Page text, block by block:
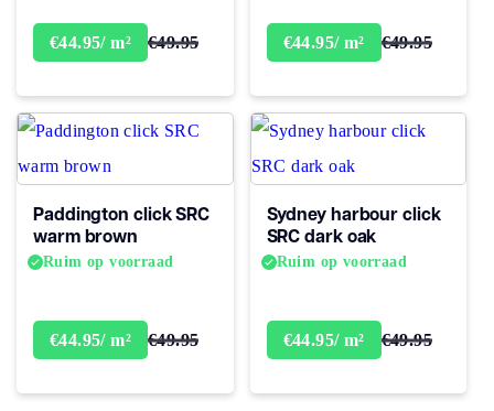
Garantie Levenslang
€44.95/ m² €49.95 €44.95/ m² €49.95
Paddington click SRC
warm brown
Ruim op voorraad
€44.95/ m² €49.95
Sydney harbour click
SRC dark oak
Ruim op voorraad
€44.95/ m² €49.95